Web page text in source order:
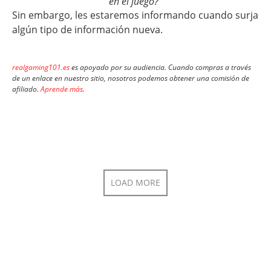
Sin embargo, les estaremos informando cuando surja
algún tipo de información nueva.
realgaming101.eses apoyado por su audiencia. Cuando compras a través
de un enlace en nuestro sitio, nosotros podemos obtener una comisión de
afiliado.Aprende más.
LOAD MORE